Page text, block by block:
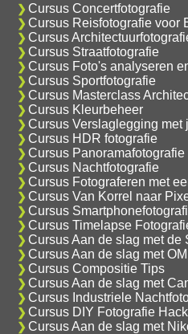
Cursus Concertfotografie
Cursus Reisfotografie voor
Cursus
Cursus Straatfotografie
Cursus Foto's analyseren
Cursus Sportfotografie
Cursus Masterclass
Cursus Kleurbeheer
Cursus Verslaglegging met
Cursus HDR fotografie
Cursus Panoramafotografie
Cursus Nachtfotografie
Cursus Fotograferen met
Cursus Van Korrel naar
Cursus
Cursus Timelapse
Cursus Aan de slag met de
Cursus Aan de slag met
Cursus Compositie Tips
Cursus Aan de slag met
Cursus Industriele
Cursus DIY Fotografie
Cursus Aan de slag met